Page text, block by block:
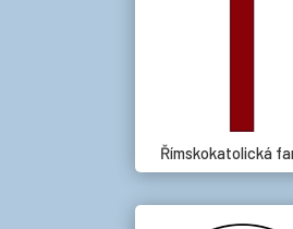
Římskokatolická